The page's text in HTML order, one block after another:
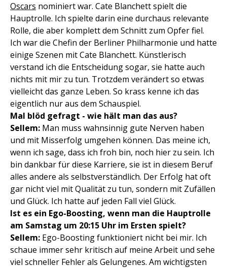
Oscars nominiert war. Cate Blanchett spielt die
Hauptrolle. Ich spielte darin eine durchaus relevante
Rolle, die aber komplett dem Schnitt zum Opfer fiel.
Ich war die Chefin der Berliner Philharmonie und hatte
einige Szenen mit Cate Blanchett. Künstlerisch
verstand ich die Entscheidung sogar, sie hatte auch
nichts mit mir zu tun. Trotzdem verändert so etwas
vielleicht das ganze Leben. So krass kenne ich das
eigentlich nur aus dem Schauspiel.
Mal blöd gefragt - wie hält man das aus?
Sellem: Man muss wahnsinnig gute Nerven haben
und mit Misserfolg umgehen können. Das meine ich,
wenn ich sage, dass ich froh bin, noch hier zu sein. Ich
bin dankbar für diese Karriere, sie ist in diesem Beruf
alles andere als selbstverständlich. Der Erfolg hat oft
gar nicht viel mit Qualität zu tun, sondern mit Zufällen
und Glück. Ich hatte auf jeden Fall viel Glück.
Ist es ein Ego-Boosting, wenn man die Hauptrolle
am Samstag um 20:15 Uhr im Ersten spielt?
Sellem: Ego-Boosting funktioniert nicht bei mir. Ich
schaue immer sehr kritisch auf meine Arbeit und sehe
viel schneller Fehler als Gelungenes. Am wichtigsten